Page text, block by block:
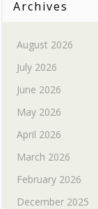
Archives
August 2026
July 2026
June 2026
May 2026
April 2026
March 2026
February 2026
December 2025